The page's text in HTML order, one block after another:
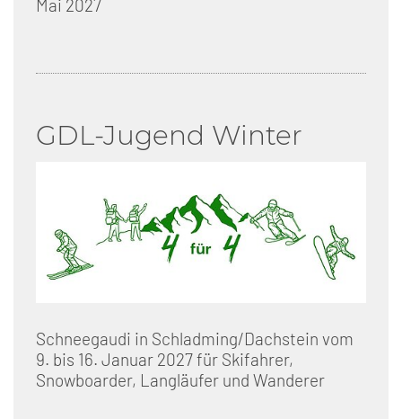
Mai 2027
GDL-Jugend Winter
Schneegaudi in Schladming/Dachstein vom
9. bis 16. Januar 2027 für Skifahrer,
Snowboarder, Langläufer und Wanderer